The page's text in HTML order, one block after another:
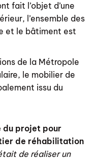
fait l’objet d’une
l’ensemble des
et le bâtiment est
de la Métropole
le mobilier de
issu du
du projet pour
de réhabilitation
tait de réaliser un